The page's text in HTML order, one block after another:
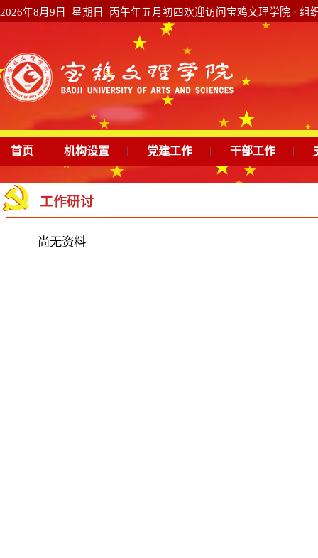
2026年8月9日 星期日 丙午年五月初四欢迎访问宝鸡文理学院 · 组
首页 | 机构设置 | 党建工作 | 干部工作 |
工作研讨
尚无资料